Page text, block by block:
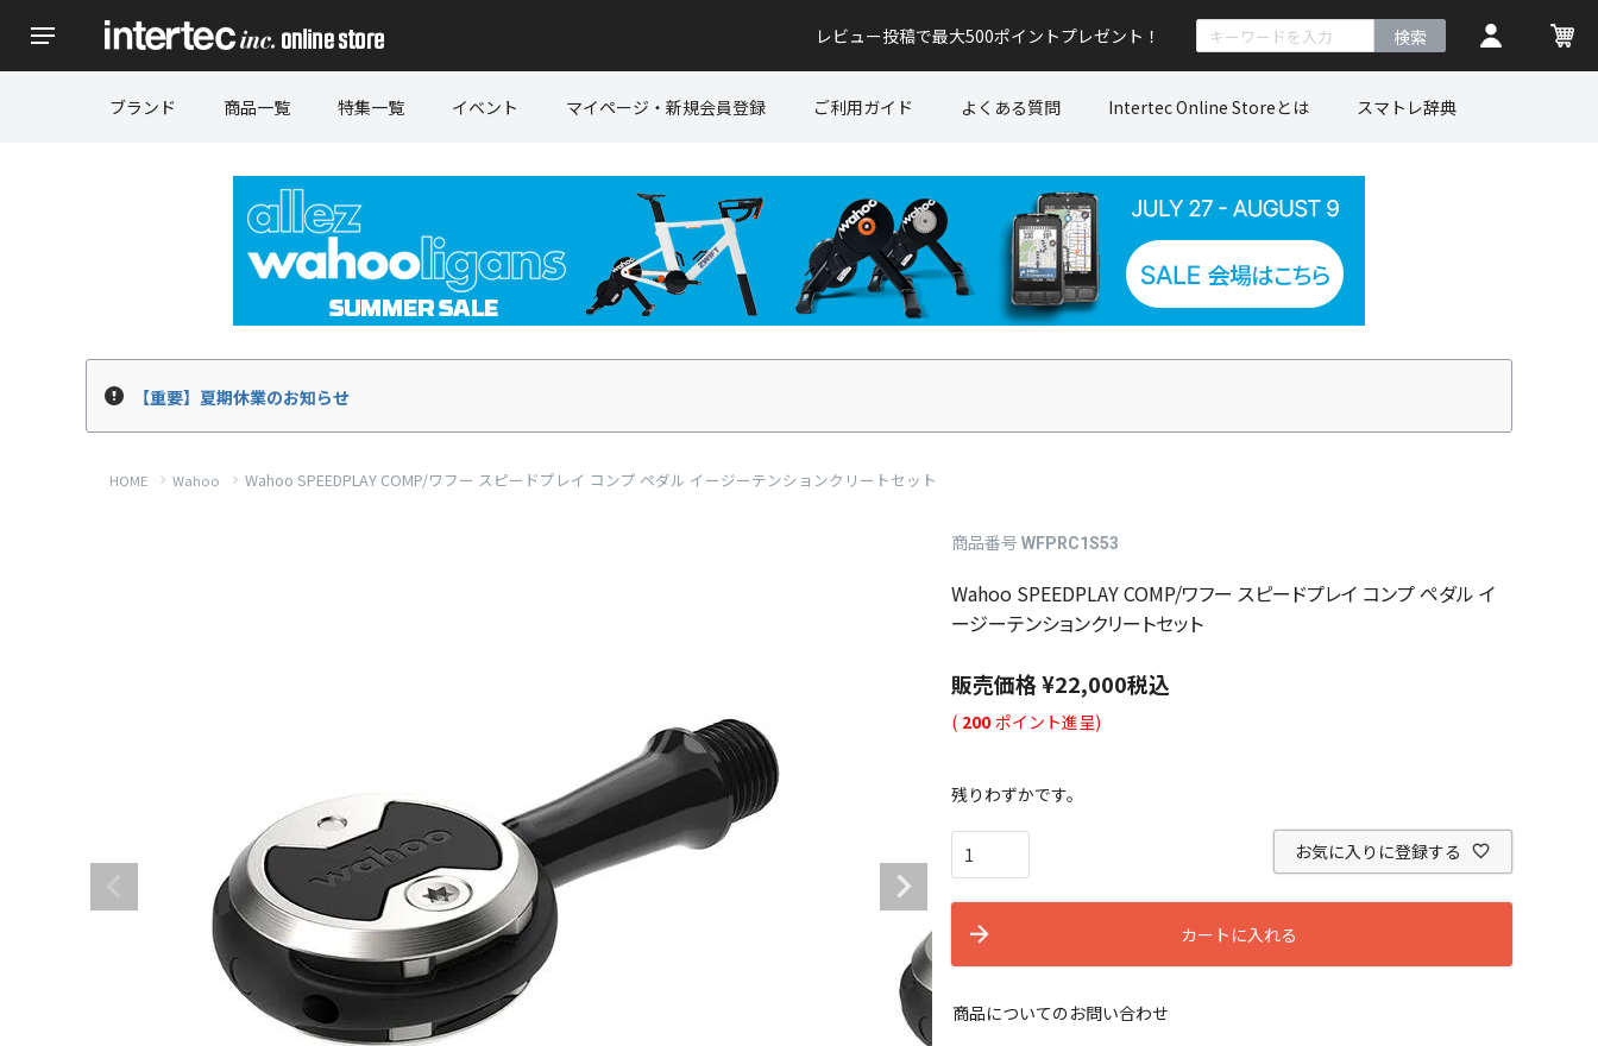
レビュー投稿で最大500ポイントプレゼント！
ブランド 商品一覧 特集一覧 イベント マイページ・新規会員登録 ご利用ガイド よくある質問 Intertec Online Storeとは スマトレ辞典
【重要】夏期休業のお知らせ
HOME Wahoo Wahoo SPEEDPLAY COMP/ワフー スピードプレイ コンプ ペダル イージーテンションクリートセット
商品番号 WFPRC1S53
Wahoo SPEEDPLAY COMP/ワフー スピードプレイ コンプ ペダル イ
ージーテンションクリートセット
販売価格¥22,000税込
( 200 ポイント進呈)
残りわずかです。
お気に入りに登録する
カートに入れる
商品についてのお問い合わせ